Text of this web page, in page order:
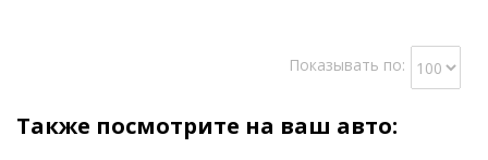
Показывать по:
Также посмотрите на ваш авто: